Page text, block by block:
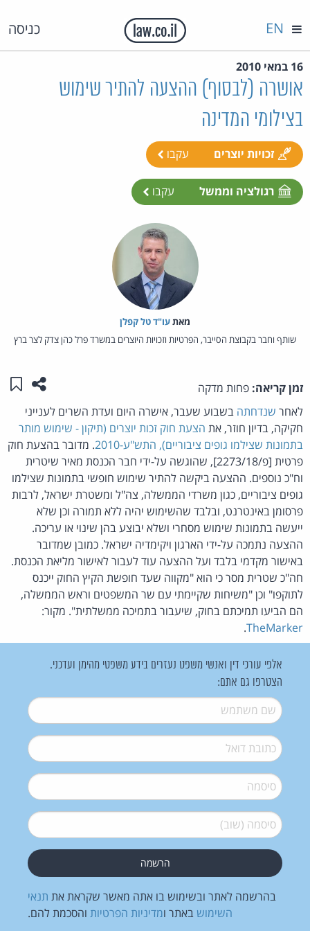
כניסה EN
16 במאי 2010
אושרה (לבסוף) ההצעה להתיר שימוש
בצילומי המדינה
זכויות יוצרים עקבו
רגולציה וממשל עקבו
מאת‏עו"ד טל קפלן
שותף וחבר בקבוצת הסייבר, הפרטיות וזכויות היוצרים במשרד פרל כהן צדק לצר ברץ
זמן קריאה: פחות מדקה שתפו
לאחר שנדחתה בשבוע שעבר, אישרה היום ועדת השרים לענייני
חקיקה, בדיון חוזר, את הצעת חוק זכות יוצרים (תיקון - שימוש מותר
בתמונות שצילמו גופים ציבוריים), התש"ע-2010
. מדובר בהצעת חוק
פרטית [פ/2273/18], שהוגשה על-ידי חבר הכנסת מאיר שיטרית
וח"כ נוספים. ההצעה ביקשה להתיר שימוש חופשי בתמונות שצילמו
גופים ציבוריים, כגון משרדי הממשלה, צה"ל ומשטרת ישראל, לרבות
פרסומן באינטרנט, ובלבד שהשימוש יהיה ללא תמורה וכן שלא
ייעשה בתמונות שימוש מסחרי ושלא יבוצע בהן שינוי או עריכה.
ההצעה נתמכה על-ידי הארגון ויקימדיה ישראל. כמובן שמדובר
באישור מקדמי בלבד ועל ההצעה עוד לעבור לאישור מליאת הכנסת.
חה"כ שטרית מסר כי הוא "מקווה שעד חופשת הקיץ החוק ייכנס
לתוקפו" וכן "משיחות שקיימתי עם שר המשפטים וראש הממשלה,
הם הביעו תמיכתם בחוק, שיעבור בתמיכה ממשלתית". מקור:
TheMarker
.
אלפי עורכי דין ואנשי משפט נעזרים בידע משפטי מהימן ועדכני.
הצטרפו גם אתם:
שם משתמש*
דואל*
סיסמה*
סיסמה (שוב)*
בהרשמה לאתר ובשימוש בו אתה מאשר שקראת את תנאי
השימוש באתר ומדיניות הפרטיות והסכמת להם.